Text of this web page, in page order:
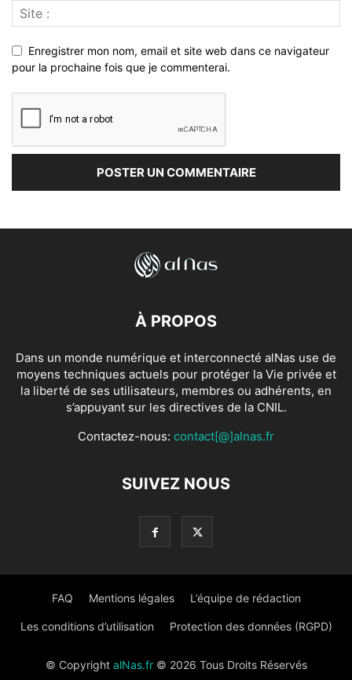
Enregistrer mon nom, email et site web dans ce navigateur
pour la prochaine fois que je commenterai.
À PROPOS
Dans un monde numérique et interconnecté alNas use de
moyens techniques actuels pour protéger la Vie privée et
la liberté de ses utilisateurs, membres ou adhérents, en
s’appuyant sur les directives de la CNIL.
Contactez-nous: contact[@]alnas.fr
SUIVEZ NOUS
FAQ Mentions légales L’équipe de rédaction
Les conditions d’utilisation Protection des données (RGPD)
© Copyright alNas.fr© 2026 Tous Droits Réservés